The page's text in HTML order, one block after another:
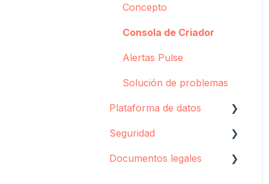
Concepto
Consola de Criador
Alertas Pulse
Solución de problemas
Plataforma de datos
Agente de
Seguridad
Almacenamiento de
Documentos legales